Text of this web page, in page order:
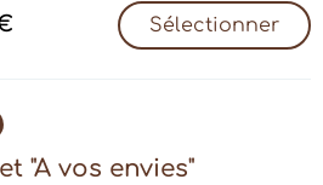
Sélectionner
"A vos envies"